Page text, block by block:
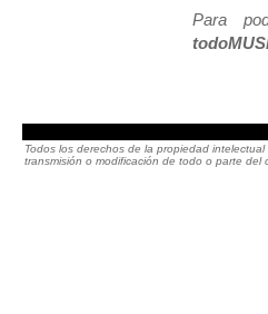
Para
Todos los derechos de la propiedad
transmisión o modificación de todo o parte